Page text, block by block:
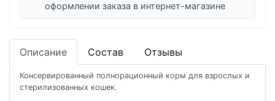
оформлении заказа в интернет-магазине
Описание Состав Отзывы
Консервированный полнорационный корм для взрослых и
стерилизованных кошек.